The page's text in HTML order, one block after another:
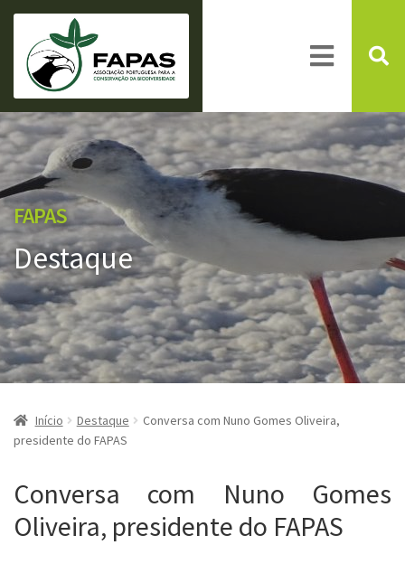
FAPAS
Destaque
Início Destaque
Conversa com Nuno Gomes Oliveira,
presidente do FAPAS
Conversa com Nuno Gomes
Oliveira, presidente do FAPAS